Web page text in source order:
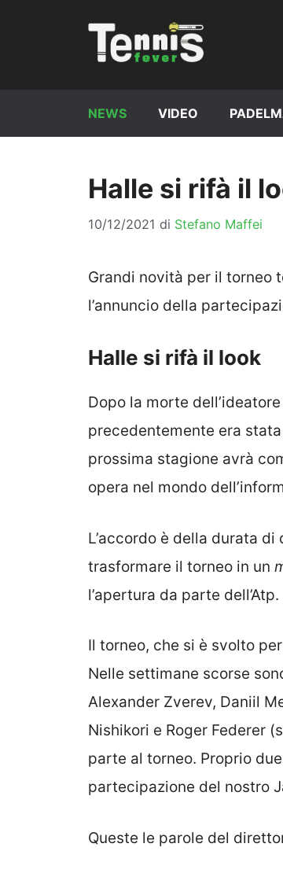
NEWS VIDEO
Halle si rifà il
10/12/2021 di Stefano Maffei
Grandi novità per il torneo
l’annuncio della
Halle si rifà il look
Dopo la morte
precedentemente era stata
prossima stagione avrà
opera nel mondo
L’accordo è della durata
trasformare il torneo in un
l’apertura da parte dell’Atp.
Il torneo, che si è svolto
Nelle settimane scorse
Alexander Zverev, Daniil
Nishikori e Roger Federer
parte al torneo. Proprio
partecipazione del nostro
Queste le parole del